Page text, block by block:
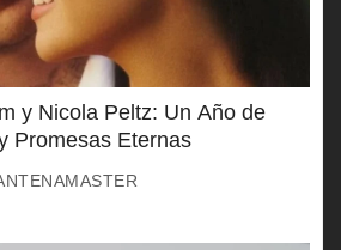
y Nicola Peltz: Un Año de
Promesas Eternas